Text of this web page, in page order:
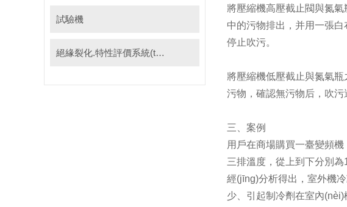
試驗機
絕緣裂化.特性評價系統(tǒng)
將壓縮機高壓截止閥與氮氣
中的污物排出，并用一張白
停止吹污。
將壓縮機低壓截止與氮氣瓶
污物，確認無污物后，吹污過
三、案例
用戶在商場購買一臺變頻機
三排溫度，從上到下分別
經(jīng)分析得出，室外
少、引起制冷劑在室內(nèi)